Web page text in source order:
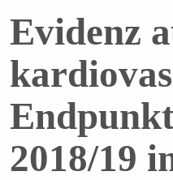
Evidenz
2018/19